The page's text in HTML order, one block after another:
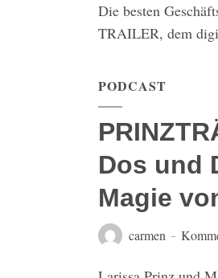
Die besten
TRAILER, dem
PODCAST
Dos und
Magie
carmen